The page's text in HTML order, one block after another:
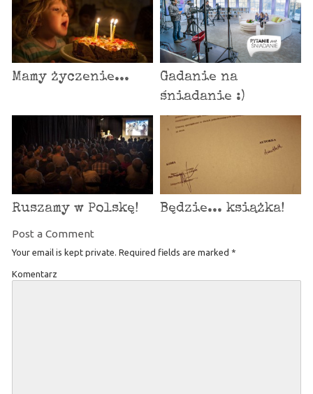
Mamy życzenie...
Gadanie na
śniadanie :)
Ruszamy w Polskę! Będzie... książka!
Post a Comment
Your email is kept private. Required fields are marked *
Komentarz